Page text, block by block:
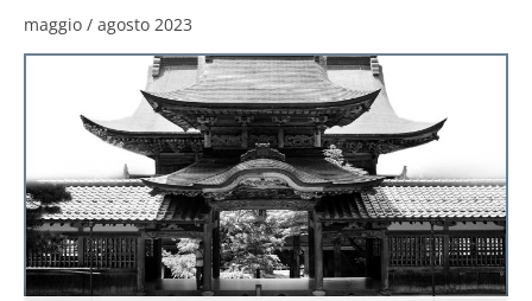
maggio / agosto 2023